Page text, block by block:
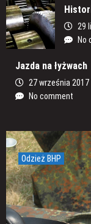
29
No
Jazda na łyżwach
27 września 2017
No comment
Odzież BHP